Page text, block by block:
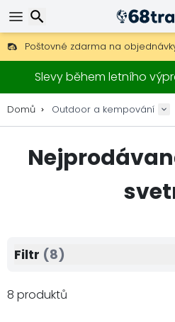
Poštovné zdarma na
30 dní na vrácení, 90 dní na
Nejlepší ceny na outdoor
Slevy během letního
Domů Outdoor a kempování
8 produktů
Filtr (8)
Hledat